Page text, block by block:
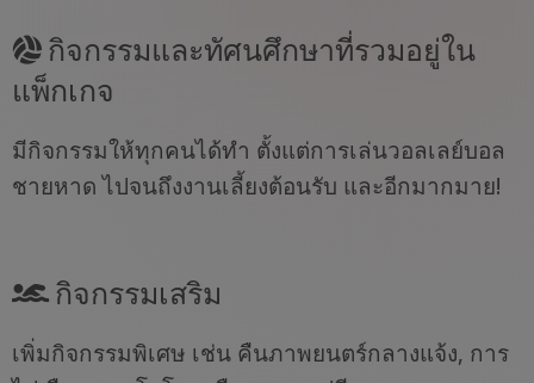
กิจกรรมและทัศนศึกษาที่รวมอยู่ใน
แพ็กเกจ
มีกิจกรรมให้ทุกคนได้ทำ ตั้งแต่การเล่นวอลเลย์บอล
ชายหาด ไปจนถึงงานเลี้ยงต้อนรับ และอีกมากมาย!
กิจกรรมเสริม
เพิ่มกิจกรรมพิเศษ เช่น คืนภาพยนตร์กลางแจ้ง, การ